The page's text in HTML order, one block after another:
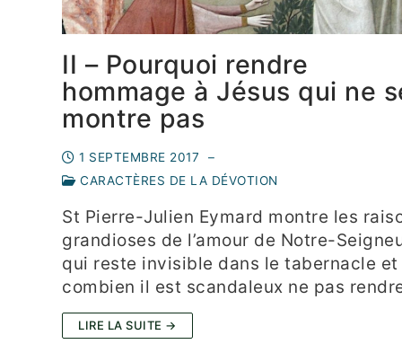
II – Pourquoi rendre
hommage à Jésus qui ne
montre pas
1 SEPTEMBRE 2017
–
CARACTÈRES DE LA DÉVOTION
St Pierre-Julien Eymard montre les
grandioses de l’amour de Notre-
qui reste invisible dans le tabernacle et
combien il est scandaleux ne pas
LIRE LA SUITE →